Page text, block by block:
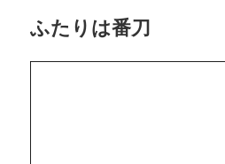
ふたりは番刀